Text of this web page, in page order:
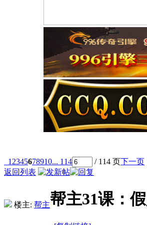
1 2345678910... 114 / 114 页下一页
返回列表
楼主: 帮主帮主31课：